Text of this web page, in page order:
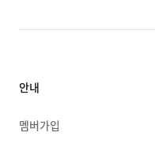
안내
멤버가입